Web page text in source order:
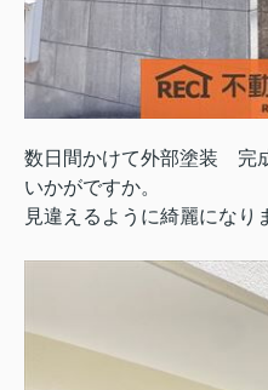
数日間かけて外部塗装 完
いかがですか。
見違えるように綺麗になり